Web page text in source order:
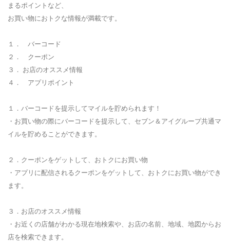
まるポイントなど、
お買い物におトクな情報が満載です。
１． バーコード
２． クーポン
３． お店のオススメ情報
４． アプリポイント
１．バーコードを提示してマイルを貯められます！
・お買い物の際にバーコードを提示して、セブン＆アイグループ共通マ
イルを貯めることができます。
２．クーポンをゲットして、おトクにお買い物
・アプリに配信されるクーポンをゲットして、おトクにお買い物ができ
ます。
３．お店のオススメ情報
・お近くの店舗がわかる現在地検索や、お店の名前、地域、地図からお
店を検索できます。